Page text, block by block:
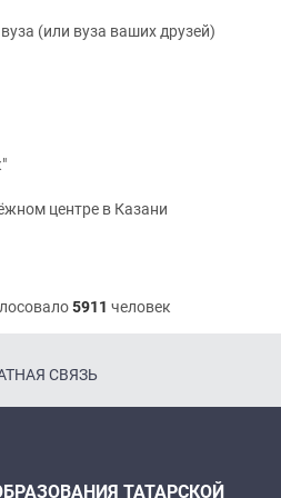
(или вуза ваших друзей)
центре в Казани
5911 человек
СВЯЗЬ
ТАТАРСКОЙ